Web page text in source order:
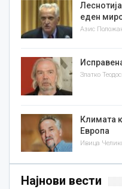
еден
Азис
Климата
Европа
Ивица
Најнови вести